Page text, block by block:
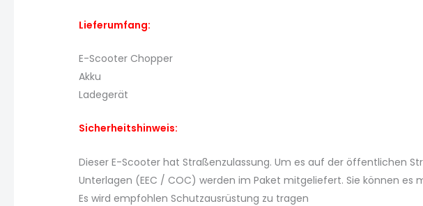
Lieferumfang:
E-Scooter Chopper
Akku
Ladegerät
Sicherheitshinweis:
Dieser E-Scooter hat Straßenzulassung. Um es auf der öffentlichen
Unterlagen (EEC / COC) werden im Paket mitgeliefert. Sie können es
Es wird empfohlen Schutzausrüstung zu tragen